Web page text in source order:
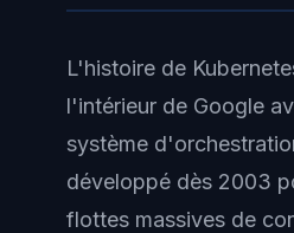
L'histoire de
l'intérieur de Google
système
développé dès 2003
flottes massives de